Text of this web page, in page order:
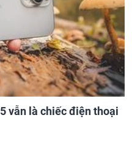
vẫn là chiếc điện thoại